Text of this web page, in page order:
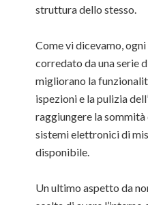
struttura dello stesso.
Come vi dicevamo,
corredato da una serie
migliorano la
ispezioni e la pulizia
raggiungere la sommità
sistemi elettronici di
disponibile.
Un ultimo aspetto da